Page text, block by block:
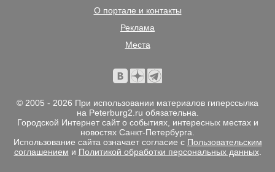
О портале и контакты
Реклама
Места
© 2005 - 2026 При использовании материалов гиперссылка
на Peterburg2.ru обязательна.
Городской Интернет сайт о событиях, интересных местах и
новостях Санкт-Петербурга.
Использование сайта означает согласие с Пользовательским
соглашением и Политикой обработки персональных данных.